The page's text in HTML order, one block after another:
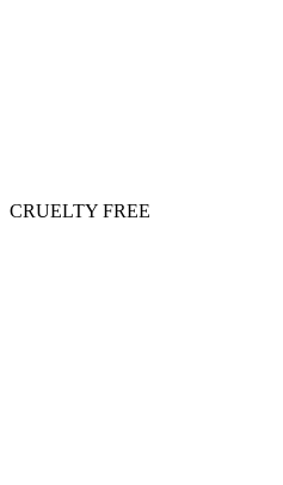
CRUELTY FREE